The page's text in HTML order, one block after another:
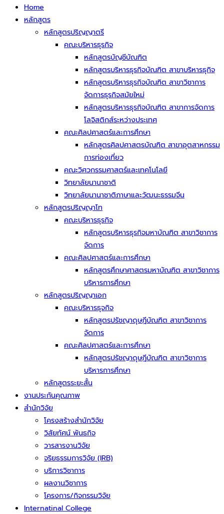
Home
หลักสูตร
หลักสูตรปริญญาตรี
คณะบริหารธุรกิจ
หลักสูตรบัญชีบัณฑิต
หลักสูตรบริหารธุรกิจบัณฑิต สาขาบริหารธุกิจ
หลักสูตรบริหารธุรกิจบัณฑิต สาขาวิชาการ
จัดการธุรกิจสมัยใหม่
หลักสูตรบริหารธุรกิจบัณฑิต สาขาการจัดการ
โลจิสติกส์ระหว่างประเทศ
คณะศิลปศาสตร์และการศึกษา
หลักสูตรศิลปศาสตรบัณฑิต สาขาอุตสาหกรรม
การท่องเที่ยว
คณะวิศวกรรมศาสตร์และเทคโนโลยี
วิทยาลัยนานาชาติ
วิทยาลัยนานาชาติภาษาและวัฒนะธรรมจีน
หลักสูตรปริญญาโท
คณะบริหารธุรกิจ
หลักสูตรบริหารธุรกิจมหาบัณฑิต สาขาวิชาการ
จัดการ
คณะศิลปศาสตร์และการศึกษา
หลักสูตรศึกษาศาสตรมหาบัณฑิต สาขาวิชาการ
บริหารการศึกษา
หลักสูตรปริญญาเอก
คณะบริหารธุจกิจ
หลักสูตรปรัชญาดุษฎีบัณฑิต สาขาวิชาการ
จัดการ
คณะศิลปศาสตร์และการศึกษา
หลักสูตรปรัชญาดุษฎีบัณฑิต สาขาวิชาการ
บริหารการศึกษา
หลักสูตรระยะสั้น
งานประกันคุณภาพ
สำนักวิจัย
โครงสร้างสำนักวิจัย
วิสัยทัศน์ พันธกิจ
วารสารงานวิจัย
จริยธรรมการวิจัย (IRB)
บริการวิชาการ
ผลงานวิชาการ
โครงการ/กิจกรรมวิจัย
Internatinal College